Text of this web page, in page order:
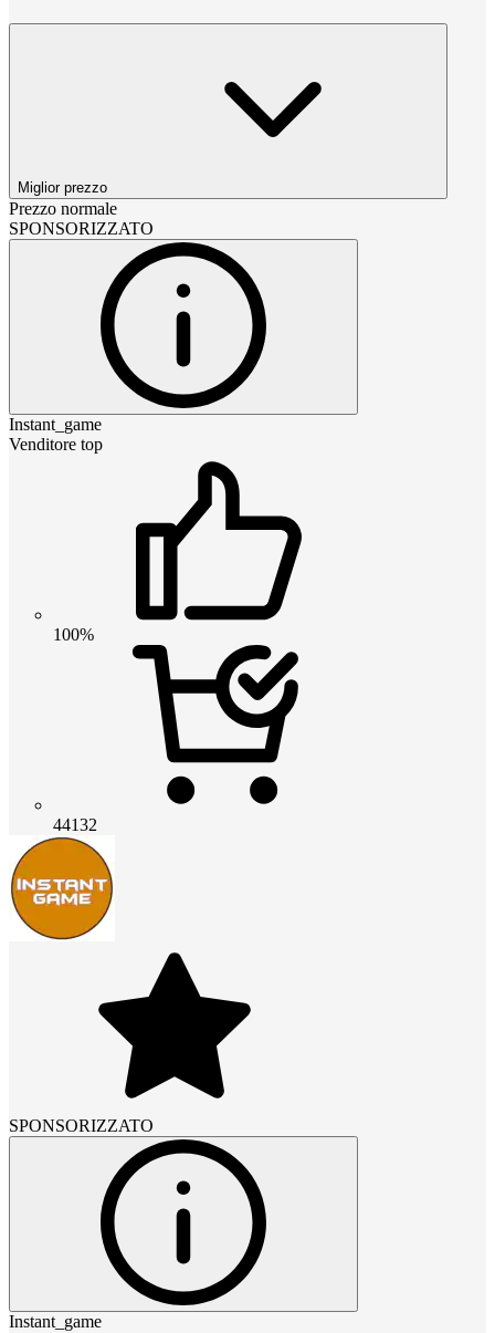
Miglior prezzo
Prezzo normale
SPONSORIZZATO
Instant_game
Venditore top
100%
44132
SPONSORIZZATO
Instant_game